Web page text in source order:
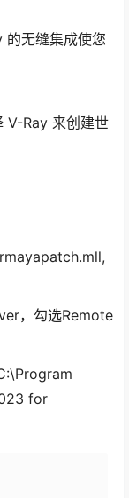
的无缝集成使您
V-Ray 来创建世
，勾选Remote
for